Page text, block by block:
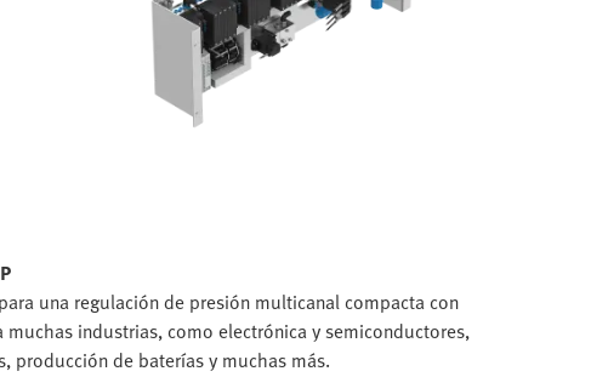
una regulación de presión multicanal compacta con
industrias, como electrónica y semiconductores,
producción de baterías y muchas más.